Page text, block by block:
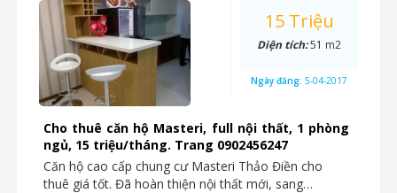
Cho thuê căn hộ Masteri, full nội thất, 1 phòng
ngủ, 15 triệu/tháng. Trang 0902456247
Căn hộ cao cấp chung cư Masteri Thảo Điền cho
thuê giá tốt. Đã hoàn thiện nội thất mới, sang…
15 Triệu
Diện tích:51 m2
Ngày đăng: 5-04-2017